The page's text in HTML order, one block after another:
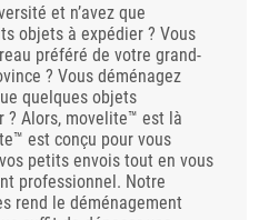
et n’avez que
objets à expédier ? Vous
préféré de votre grand-
? Vous déménagez
quelques objets
? Alors, movelite™ est là
est conçu pour vous
petits envois tout en vous
professionnel. Notre
rend le déménagement